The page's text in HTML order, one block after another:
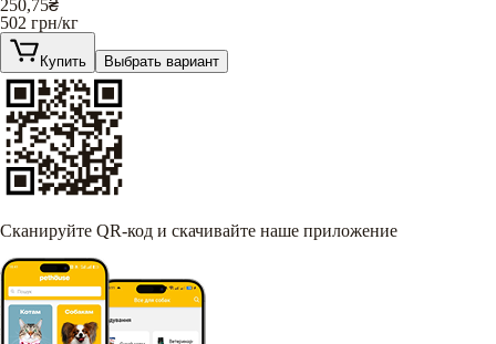
250,75₴
502 грн/кг
Купить Выбрать вариант
Сканируйте QR-код и скачивайте наше приложение